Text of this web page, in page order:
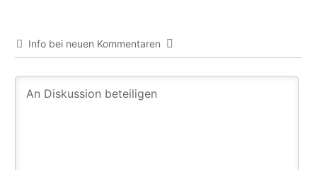
Info bei neuen Kommentaren